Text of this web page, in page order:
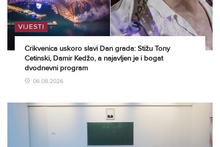
VIJESTI
Crikvenica uskoro slavi Dan grada: Stižu Tony
Cetinski, Damir Kedžo, a najavljen je i bogat
dvodnevni program
06.08.2026